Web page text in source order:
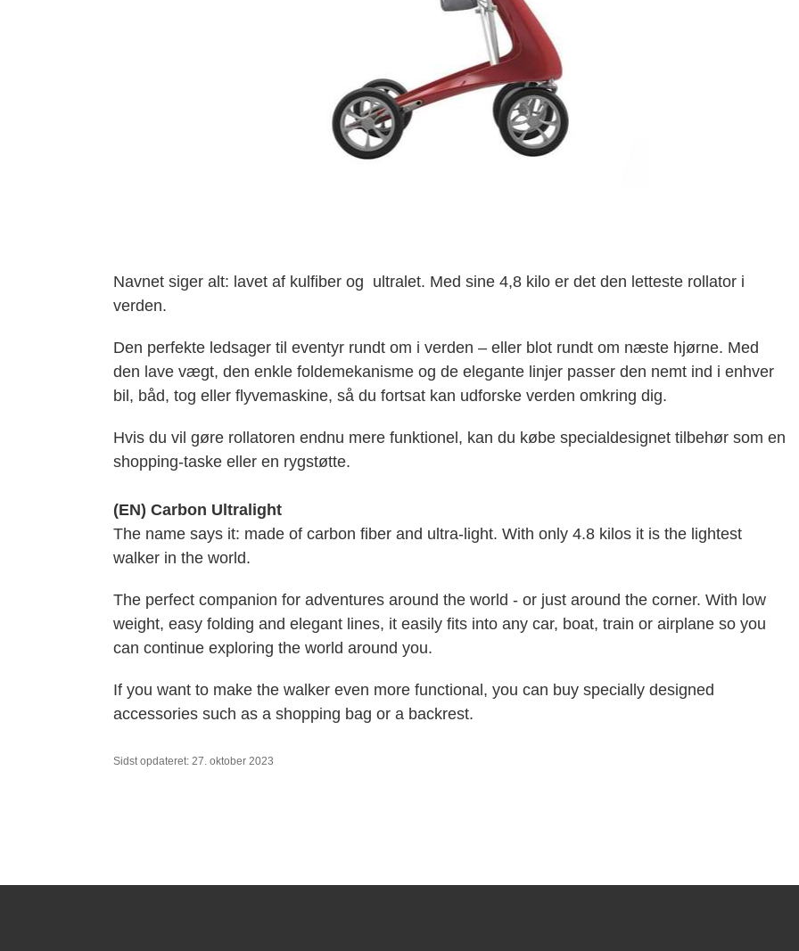
Navnet siger alt: lavet af kulfiber og ultralet. Med sine 4,8 kilo er det den letteste rollator i
verden.
Den perfekte ledsager til eventyr rundt om i verden – eller blot rundt om næste hjørne. Med
den lave vægt, den enkle foldemekanisme og de elegante linjer passer den nemt ind i enhver
bil, båd, tog eller flyvemaskine, så du fortsat kan udforske verden omkring dig.
Hvis du vil gøre rollatoren endnu mere funktionel, kan du købe specialdesignet tilbehør som en
shopping-taske eller en rygstøtte.
(EN) Carbon Ultralight
The name says it: made of carbon fiber and ultra-light. With only 4.8 kilos it is the lightest
walker in the world.
The perfect companion for adventures around the world - or just around the corner. With low
weight, easy folding and elegant lines, it easily fits into any car, boat, train or airplane so you
can continue exploring the world around you.
If you want to make the walker even more functional, you can buy specially designed
accessories such as a shopping bag or a backrest.
Sidst opdateret: 27. oktober 2023